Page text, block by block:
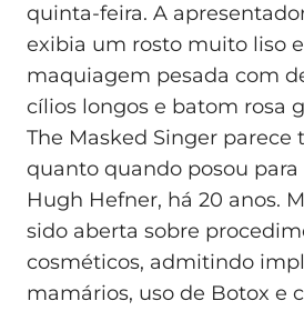
quinta-feira. A
exibia um rosto muito liso
maquiagem pesada com
cílios longos e batom rosa
The Masked Singer parece
quanto quando posou para
Hugh Hefner, há 20 anos.
sido aberta sobre
cosméticos, admitindo
mamários, uso de Botox e